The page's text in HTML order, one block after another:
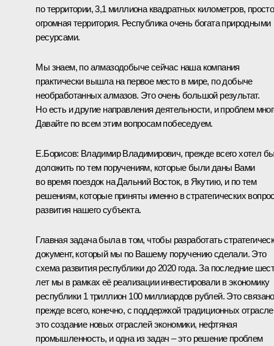
по территории, 3,1 миллиона квадратных километров, просто
огромная территория. Республика очень богата природными
ресурсами.
Мы знаем, по алмазодобыче сейчас наша компания
практически вышла на первое место в мире, по добыче
необработанных алмазов. Это очень большой результат.
Но есть и другие направления деятельности, и проблем
Давайте по всем этим вопросам побеседуем.
Е.Борисов: Владимир Владимирович, прежде всего хотел
доложить по тем поручениям, которые были даны Вами
во время поездок на Дальний Восток, в Якутию, и по тем
решениям, которые приняты именно в стратегических
развития нашего субъекта.
Главная задача была в том, чтобы разработать
документ, который мы по Вашему поручению сделали. Это
схема развития республики до 2020 года. За последние
лет мы в рамках её реализации инвестировали в экономику
республики 1 триллион 100 миллиардов рублей. Это связано
прежде всего, конечно, с поддержкой традиционных
это создание новых отраслей экономики, нефтяная
промышленность, и одна из задач – это решение проблем